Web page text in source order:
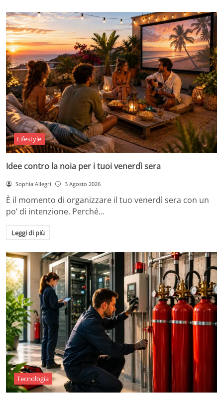
Lifestyle
Idee contro la noia per i tuoi venerdì sera
Sophia Allegri 3 Agosto 2026
È il momento di organizzare il tuo venerdì sera con un
po’ di intenzione. Perché…
Leggi di più
Tecnologia